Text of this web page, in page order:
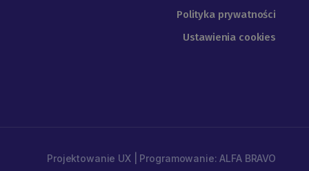
Polityka prywatności
Ustawienia cookies
Projektowanie UX | Programowanie: ALFA BRAVO